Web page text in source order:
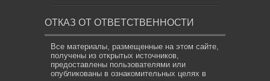
ОТКАЗ ОТ ОТВЕТСТВЕННОСТИ
Все материалы, размещенные на этом сайте,
получены из открытых источников,
предоставлены пользователями или
опубликованы в ознакомительных целях в